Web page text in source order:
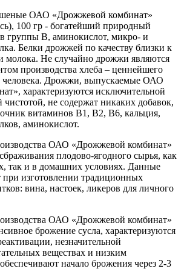
ОАО «Дрожжевой комбинат»
100 гр - богатейший природный
группы В, аминокислот, микро- и
Белки дрожжей по качеству близки к
молока. Не случайно дрожжи являются
производства хлеба – ценнейшего
человека. Дрожжи, выпускаемые ОАО
характеризуются исключительной
чистотой, не содержат никаких добавок,
витаминов В1, В2, В6, кальция,
аминокислот.
ОАО «Дрожжевой комбинат»
плодово-ягодного сырья, как
так и в домашних условиях. Данные
изготовлении традиционных
вина, настоек, ликеров для личного
ОАО «Дрожжевой комбинат»
брожение сусла, характеризуются
незначительной
веществах и низким
начало брожения через 2-3